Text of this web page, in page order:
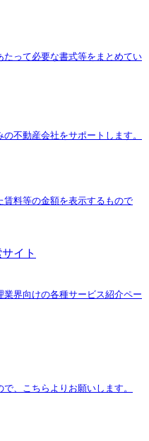
って必要な書式等をまとめてい
不動産会社をサポートします。
料等の金額を表示するもので
イト
界向けの各種サービス紹介ペー
、こちらよりお願いします。